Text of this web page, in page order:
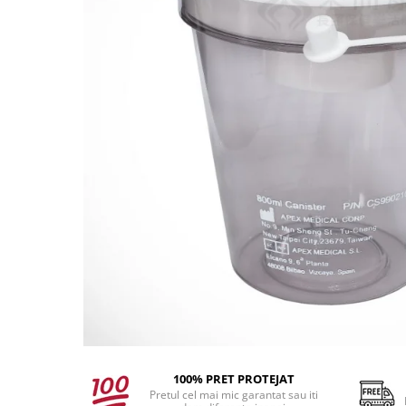
Stocare si generare raport CPAP
100% PRET PROTEJAT
Pretul cel mai mic garantat sau iti